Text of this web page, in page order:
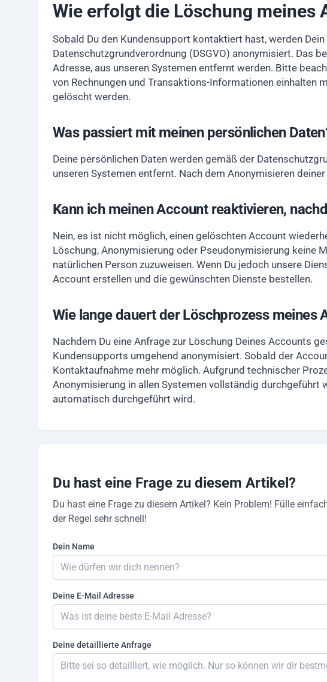
Wie erfolgt die Löschung meines
Sobald Du den Kundensupport kontaktiert hast, werden
Datenschutzgrundverordnung (DSGVO) anonymisiert. Das
Adresse, aus unseren Systemen entfernt werden. Bitte
von Rechnungen und Transaktions-Informationen einhalten
gelöscht werden.
Was passiert mit meinen persönlichen
Deine persönlichen Daten werden gemäß der
unseren Systemen entfernt. Nach dem Anonymisieren
Kann ich meinen Account reaktivieren,
Nein, es ist nicht möglich, einen gelöschten Account
Löschung, Anonymisierung oder Pseudonymisierung keine
natürlichen Person zuzuweisen. Wenn Du jedoch unsere
Account erstellen und die gewünschten Dienste bestellen.
Wie lange dauert der Löschprozess meines
Nachdem Du eine Anfrage zur Löschung Deines Accounts
Kundensupports umgehend anonymisiert. Sobald der
Kontaktaufnahme mehr möglich. Aufgrund technischer
Anonymisierung in allen Systemen vollständig durchgeführt
automatisch durchgeführt wird.
Du hast eine Frage zu diesem Artikel?
Du hast eine Frage zu diesem Artikel? Kein Problem! Fülle
der Regel sehr schnell!
Dein Name
Deine E-Mail Adresse
Deine detaillierte Anfrage